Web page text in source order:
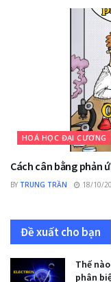
HOÁ HỌC ĐẠI CƯƠNG
Cách cân bằng phản
BY TRUNG TRẦN 18/10/
Đề xuất cho bạn
Thế
phân